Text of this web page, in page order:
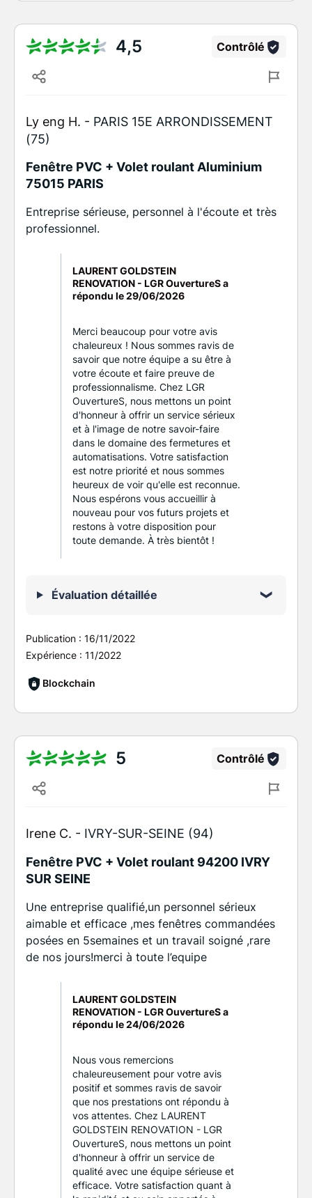
4,5 Contrôlé
Ly eng H. - PARIS 15E ARRONDISSEMENT
(75)
Fenêtre PVC + Volet roulant Aluminium
75015 PARIS
Entreprise sérieuse, personnel à l'écoute et très
professionnel.
LAURENT GOLDSTEIN
RENOVATION - LGR OuvertureS a
répondu le29/06/2026
Merci beaucoup pour votre avis
chaleureux ! Nous sommes ravis de
savoir que notre équipe a su être à
votre écoute et faire preuve de
professionnalisme. Chez LGR
OuvertureS, nous mettons un point
d'honneur à offrir un service sérieux
et à l'image de notre savoir-faire
dans le domaine des fermetures et
automatisations. Votre satisfaction
est notre priorité et nous sommes
heureux de voir qu'elle est reconnue.
Nous espérons vous accueillir à
nouveau pour vos futurs projets et
restons à votre disposition pour
toute demande. À très bientôt !
Évaluation détaillée
Publication : 16/11/2022
Expérience : 11/2022
Blockchain
5 Contrôlé
Irene C. - IVRY-SUR-SEINE (94)
Fenêtre PVC + Volet roulant 94200 IVRY
SUR SEINE
Une entreprise qualifié,un personnel sérieux
aimable et efficace ,mes fenêtres commandées
posées en 5semaines et un travail soigné ,rare
de nos jours!merci à toute l’equipe
LAURENT GOLDSTEIN
RENOVATION - LGR OuvertureS a
répondu le24/06/2026
Nous vous remercions
chaleureusement pour votre avis
positif et sommes ravis de savoir
que nos prestations ont répondu à
vos attentes. Chez LAURENT
GOLDSTEIN RENOVATION - LGR
OuvertureS, nous mettons un point
d'honneur à offrir un service de
qualité avec une équipe sérieuse et
efficace. Votre satisfaction quant à